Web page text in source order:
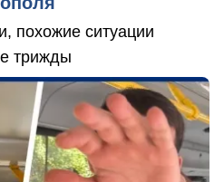
похожие ситуации
трижды